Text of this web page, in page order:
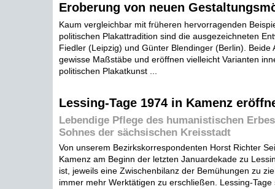
Eroberung von neuen
Kaum vergleichbar mit früheren hervorragenden
politischen Plakattradition sind die ausgezeichneten
Fiedler (Leipzig) und Günter Blendinger (Berlin). Beide
gewisse Maßstäbe und eröffnen vielleicht Varianten
politischen Plakatkunst ...
Lessing-Tage 1974 in Kamenz
Lebendige Pflege des humanistischen
Sohnes der sächsischen Kreisstadt
Von unserem Bezirkskorrespondenten Horst Richter
Kamenz am Beginn der letzten Januardekade zu
ist, jeweils eine Zwischenbilanz der Bemühungen zu
immer mehr Werktätigen zu erschließen. Lessing-Tage